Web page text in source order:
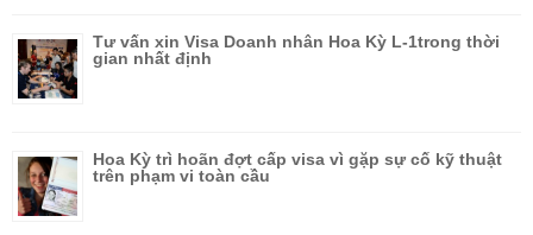
Tư vấn xin Visa Doanh nhân Hoa Kỳ L-1trong thời
gian nhất định
Hoa Kỳ trì hoãn đợt cấp visa vì gặp sự cố kỹ thuật
trên phạm vi toàn cầu